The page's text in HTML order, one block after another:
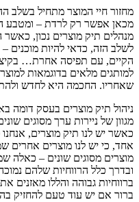
מחזור חיי המוצר מתחיל בשלב
מכאן אפשר רק לרדת – ומטבע
מנהלים תיק מוצרים נכון,
לשלב הזה, כדאי להיות מוכנים
הקיים, עם תפיסה אחרת…
למותגים מלאים בדוגמאות
שאחריו. החכמה היא לחדש
ניהול תיק מוצרים בעסק דומה
מגוון של ניירות ערך מסוגים
כאשר יש לנו תיק מוצרים,
אחד, כי יש לנו מוצרים אחרים
מוצרים מסוגים שונים – כאלה
ובדרך כלל הרווחיות שלהם
ברווחיות גבוהה והללו מאזנים
ברור אם יש עוד טעם להחזיק